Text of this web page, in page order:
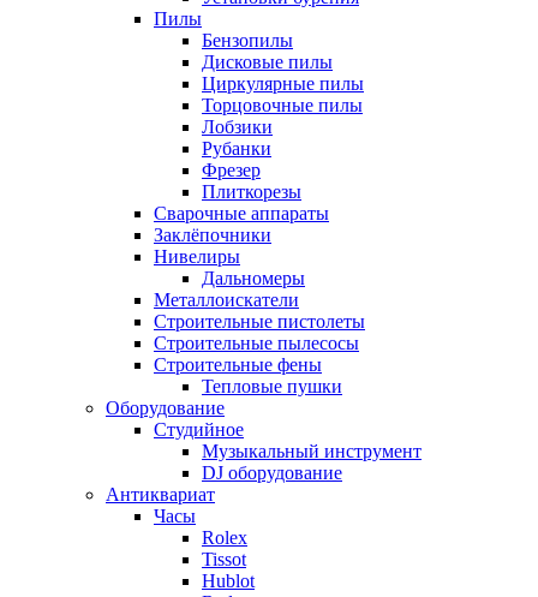
Пилы
Бензопилы
Дисковые пилы
Циркулярные пилы
Торцовочные пилы
Лобзики
Рубанки
Фрезер
Плиткорезы
Сварочные аппараты
Заклёпочники
Нивелиры
Дальномеры
Металлоискатели
Строительные пистолеты
Строительные пылесосы
Строительные фены
Тепловые пушки
Оборудование
Студийное
Музыкальный инструмент
DJ оборудование
Антиквариат
Часы
Rolex
Tissot
Hublot